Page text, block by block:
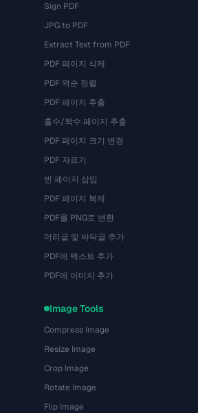
Sign PDF
JPG to PDF
Extract Text from PDF
PDF 페이지 삭제
PDF 역순 정렬
PDF 페이지 추출
홀수/짝수 페이지 추출
PDF 페이지 크기 변경
PDF 자르기
빈 페이지 삽입
PDF 페이지 복제
PDF를 PNG로 변환
머리글 및 바닥글 추가
PDF에 텍스트 추가
PDF에 이미지 추가
Image Tools
Compress Image
Resize Image
Crop Image
Rotate Image
Flip Image